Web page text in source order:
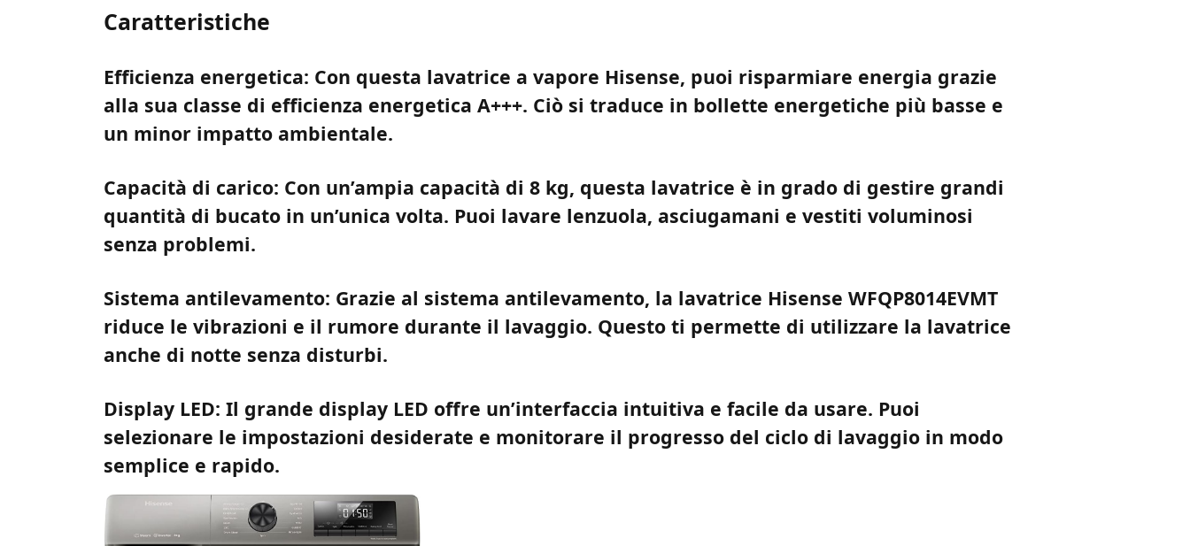
Caratteristiche
Efficienza energetica: Con questa lavatrice a vapore Hisense, puoi risparmiare energia grazie
alla sua classe di efficienza energetica A+++. Ciò si traduce in bollette energetiche più basse e
un minor impatto ambientale.
Capacità di carico: Con un’ampia capacità di 8 kg, questa lavatrice è in grado di gestire grandi
quantità di bucato in un’unica volta. Puoi lavare lenzuola, asciugamani e vestiti voluminosi
senza problemi.
Sistema antilevamento: Grazie al sistema antilevamento, la lavatrice Hisense WFQP8014EVMT
riduce le vibrazioni e il rumore durante il lavaggio. Questo ti permette di utilizzare la lavatrice
anche di notte senza disturbi.
Display LED: Il grande display LED offre un’interfaccia intuitiva e facile da usare. Puoi
selezionare le impostazioni desiderate e monitorare il progresso del ciclo di lavaggio in modo
semplice e rapido.